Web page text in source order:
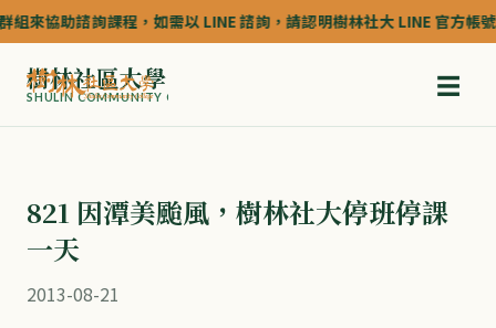
來協助諮詢課程，如需以 LINE 諮詢，請認明樹林社大 LINE 官方帳
樹林社區大學
SHULIN COMMUNITY COLLEGE ☰
821 因潭美颱風，樹林社大停班停課
一天
2013-08-21